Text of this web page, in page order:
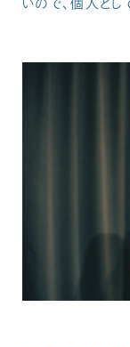
いので、個人とし